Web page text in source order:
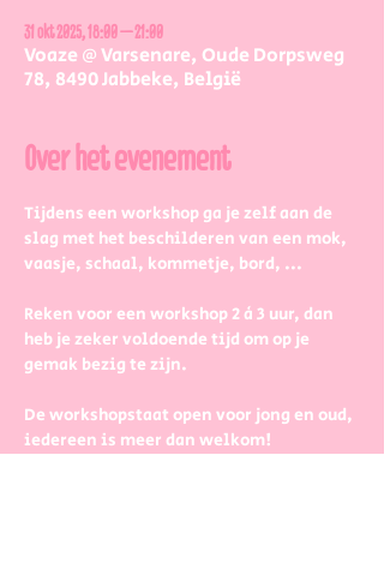
31 okt 2025, 18:00 – 21:00
Voaze @ Varsenare, Oude Dorpsweg
78, 8490 Jabbeke, België
Over het evenement
Tijdens een workshop ga je zelf aan de
slag met het beschilderen van een mok,
vaasje, schaal, kommetje, bord, ...
Reken voor een workshop 2 à 3 uur, dan
heb je zeker voldoende tijd om op je
gemak bezig te zijn.
De workshopstaat open voor jong en oud,
iedereen is meer dan welkom!